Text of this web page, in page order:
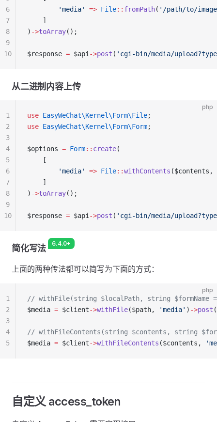
        'media'
=> File:: fromPath( '/path/to/
    ]
) ->toArray();
$response = $api ->post ( 'cgi-bin/media/
6
7
8
9
10
从二进制内容上传
php
use EasyWeChat\Kernel\Form\File;
use EasyWeChat\Kernel\Form\Form;
$options = Form:: create(
    [
        'media'
=> File::withContents ($contents,
    ]
) ->toArray();
$response = $api ->post ( 'cgi-bin/media/
1
2
3
4
5
6
7
8
9
10
简化写法 6.4.0+
上面的两种传法都可以简写为下面的方式：
php
// withFile(string $localPath, string
$media = $client->withFile($path, 'media' ) ->post (
// withFileContents(string $contents, string
$media = $client->withFileContents ($contents,
1
2
3
4
5
自定义 access_token